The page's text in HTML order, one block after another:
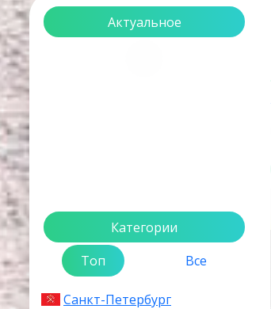
Актуальное
Категории
Топ
Все
Санкт-Петербург